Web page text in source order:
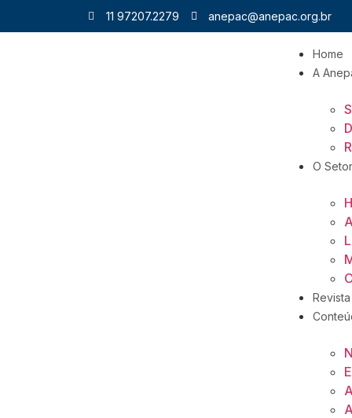
11 97207.2279 anepac@anepac.org.br
Home
A
O Setor